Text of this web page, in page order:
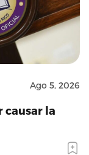
Ago 5, 2026
causar la